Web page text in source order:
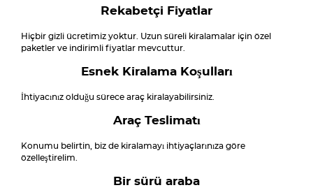
Rekabetçi Fiyatlar
Hiçbir gizli ücretimiz yoktur. Uzun süreli kiralamalar için özel
paketler ve indirimli fiyatlar mevcuttur.
Esnek Kiralama Koşulları
İhtiyacınız olduğu sürece araç kiralayabilirsiniz.
Araç Teslimatı
Konumu belirtin, biz de kiralamayı ihtiyaçlarınıza göre
özelleştirelim.
Bir sürü araba